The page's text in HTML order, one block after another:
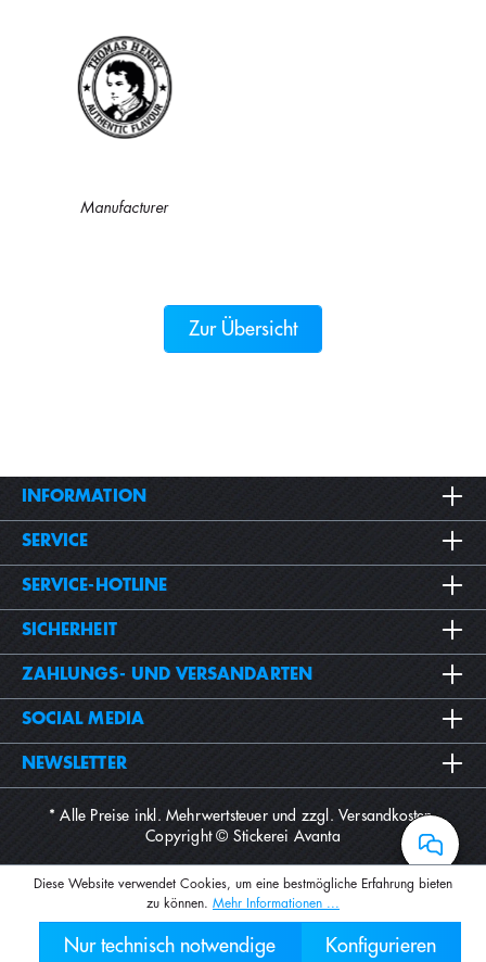
030 2000
Manufacturer
Zur Übersicht
INFORMATION
SERVICE
SERVICE-HOTLINE
SICHERHEIT
ZAHLUNGS- UND VERSANDARTEN
SOCIAL MEDIA
NEWSLETTER
* Alle Preise inkl. Mehrwertsteuer und zzgl.Versandkosten.
Copyright © Stickerei Avanta
Diese Website verwendet Cookies, um eine bestmögliche Erfahrung bieten
zu können. Mehr Informationen ...
Nur technisch notwendige Konfigurieren